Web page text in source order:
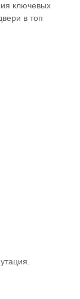
ключевых
в топ